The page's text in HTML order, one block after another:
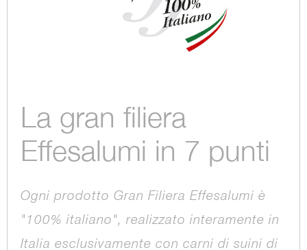
La gran filiera
Effesalumi in 7 punti
Ogni prodotto Gran Filiera Effesalumi è
"100% italiano", realizzato interamente in
Italia esclusivamente con carni di suini di